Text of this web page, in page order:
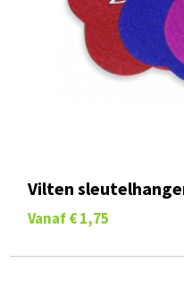
Vilten
Vanaf € 1,75